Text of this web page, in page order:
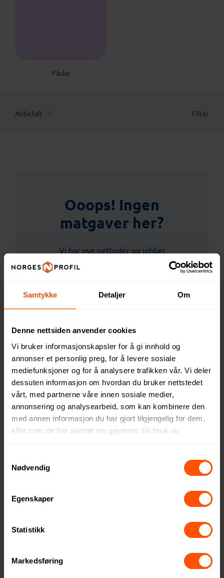
Samtykke Detaljer Om
Denne nettsiden anvender cookies
Vi bruker informasjonskapsler for å gi innhold og
annonser et personlig preg, for å levere sosiale
mediefunksjoner og for å analysere trafikken vår. Vi deler
dessuten informasjon om hvordan du bruker nettstedet
vårt, med partnerne våre innen sosiale medier,
annonsering og analysearbeid, som kan kombinere den
med annen informasjon du har gjort tilgjengelig for dem,
eller som de har samlet inn gjennom din bruk av
Nødvendig
Egenskaper
Statistikk
Markedsføring
Påske
Anbefalt Filter
Ooops! Ingen
matgaver her?
Vi har nye nettsider og jobber
fortløpende med å publisere hele
alt innen matgaver selv om det er tomt
Kontaktskjema